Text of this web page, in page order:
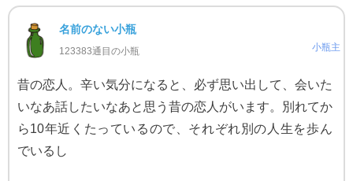
名前のない小瓶
123383通目の小瓶 小瓶主
昔の恋人。辛い気分になると、必ず思い出して、会いた
いなあ話したいなあと思う昔の恋人がいます。別れてか
ら10年近くたっているので、それぞれ別の人生を歩ん
でいるし